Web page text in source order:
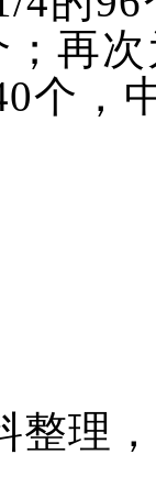
再
个，
整理